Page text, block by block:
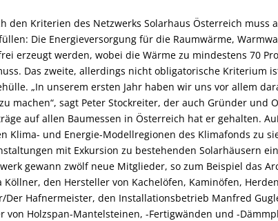
den Kriterien des Netzwerks Solarhaus Österreich muss
Die Energieversorgung für die Raumwärme,
erzeugt werden, wobei die Wärme zu mindestens 70
Das zweite, allerdings nicht obligatorische Kriterium
„In unserem ersten Jahr haben wir uns vor allem
machen“, sagt Peter Stockreiter, der auch Gründer und
auf allen Baumessen in Österreich hat er gehalten.
Klima- und Energie-Modellregionen des Klimafonds zu
mit Exkursion zu bestehenden Solarhäusern
gewann zwölf neue Mitglieder, so zum Beispiel das
Köllner, den Hersteller von Kachelöfen, Kaminöfen,
Der Hafnermeister, den Installationsbetrieb Manfred
von Holzspan-Mantelsteinen, -Fertigwänden und -